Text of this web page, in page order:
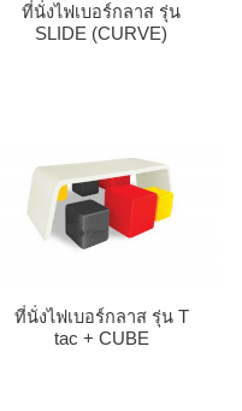
ที่นั่งไฟเบอร์กลาส รุ่น
SLIDE (CURVE)
ที่นั่งไฟเบอร์กลาส รุ่น T
tac + CUBE